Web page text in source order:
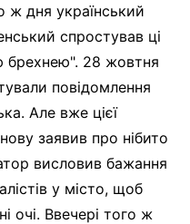
ж дня український
спростував ці
брехнею". 28 жовтня
повідомлення
Але вже цієї
заявив про нібито
висловив бажання
у місто, щоб
очі. Ввечері того ж